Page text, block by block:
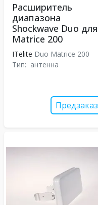
Расширитель
диапазона
Shockwave Duo для
Matrice 200
ITelite Duo Matrice 200
Тип: антенна
Предзаказ